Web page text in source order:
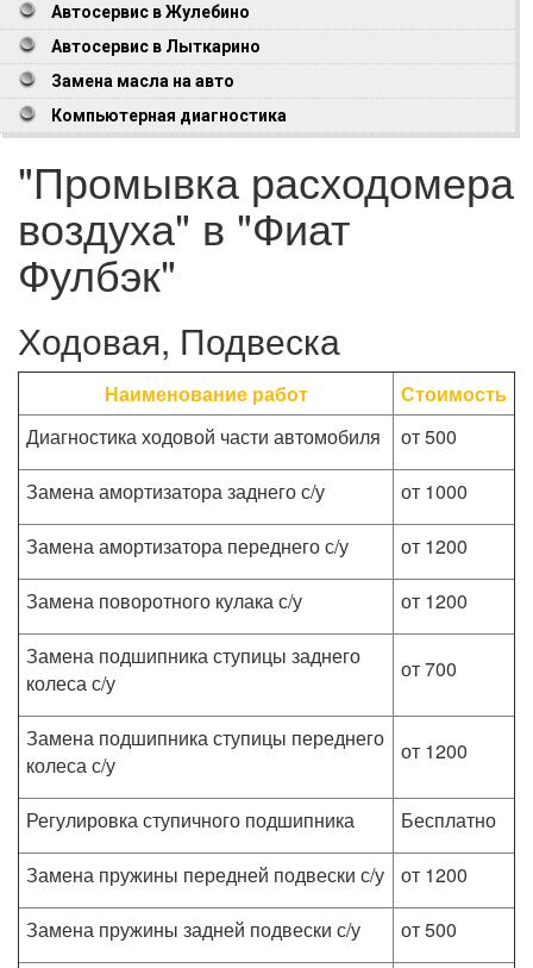
Автосервис в Жулебино
Автосервис в Лыткарино
Замена масла на авто
Компьютерная диагностика
"Промывка расходомера
воздуха" в "Фиат
Фулбэк"
Ходовая, Подвеска
Наименование работ
Стоимость
Диагностика ходовой части автомобиля
от 500
Замена амортизатора заднего с/у
от 1000
Замена амортизатора переднего с/у
от 1200
Замена поворотного кулака с/у
от 1200
Замена подшипника ступицы заднего
колеса с/у
от 700
Замена подшипника ступицы переднего
колеса с/у
от 1200
Регулировка ступичного подшипника
Бесплатно
Замена пружины передней подвески с/у
от 1200
Замена пружины задней подвески с/у
от 500